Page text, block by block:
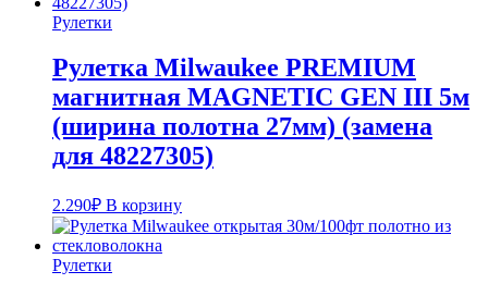
Рулетки
Рулетка Milwaukee PREMIUM
магнитная MAGNETIC GEN III 5м
(ширина полотна 27мм) (замена
для 48227305)
2.290₽ В корзину
Рулетки